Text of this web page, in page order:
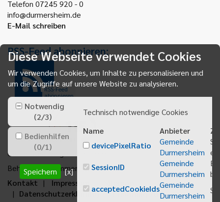
Telefon 07245 920 - 0
info@durmersheim.de
E-Mail schreiben
RSS-Feed abonnieren:
RSS-Feed
abonnieren
Gemeindeanzeiger abonnieren
Behördenrufnummer 115
Kontakt
Impressum
Datenschutzerklärung
Erklärung zur
Diese Webseite verwendet Cookies
Wir verwenden Cookies, um Inhalte zu personalisieren und
um die Zugriffe auf unsere Website zu analysieren.
Notwendig
(2/3)
Bedienhilfen
(0/1)
Speichern [x]
Technisch notwendige Cookies
Name
Anbieter
devicePixelRatio
Gemeinde
Durmersheim
SessionID
Gemeinde
Durmersheim
acceptedCookieIdsGemeinde
Durmersheim